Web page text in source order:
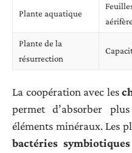
Plante aquatique
Plante de la
résurrection
La coopération avec les
permet d’absorber
éléments minéraux. Les
bactéries symbiotiques